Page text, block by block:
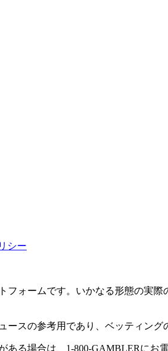
シー
ォームです。いかなる形態の実
スの参考用であり、ベッティング
る場合は、1-800-GAMBLERにお電